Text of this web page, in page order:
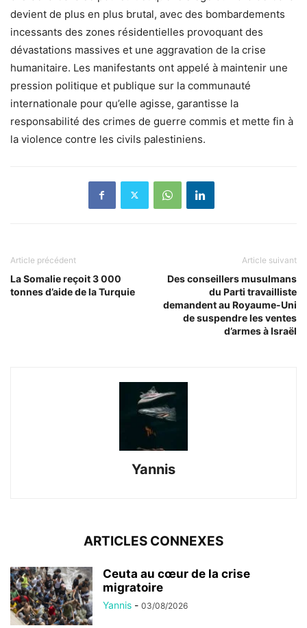
devient de plus en plus brutal, avec des bombardements
incessants des zones résidentielles provoquant des
dévastations massives et une aggravation de la crise
humanitaire. Les manifestants ont appelé à maintenir une
pression politique et publique sur la communauté
internationale pour qu’elle agisse, garantisse la
responsabilité des crimes de guerre commis et mette fin à
la violence contre les civils palestiniens.
Article précédent
La Somalie reçoit 3 000
tonnes d’aide de la Turquie
Article suivant
Des conseillers musulmans
du Parti travailliste
demandent au Royaume-Uni
de suspendre les ventes
d’armes à Israël
Yannis
ARTICLES CONNEXES
Ceuta au cœur de la crise
migratoire
Yannis - 03/08/2026